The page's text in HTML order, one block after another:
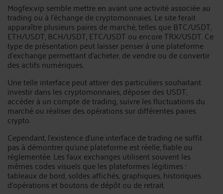
Mogfex.vip semble mettre en avant une activité associée au
trading ou à l’échange de cryptomonnaies. Le site ferait
apparaître plusieurs paires de marché, telles que BTC/USDT,
ETH/USDT, BCH/USDT, ETC/USDT ou encore TRX/USDT. Ce
type de présentation peut laisser penser à une plateforme
d’exchange permettant d’acheter, de vendre ou de convertir
des actifs numériques.
Une telle interface peut attirer des particuliers souhaitant
investir dans les cryptomonnaies, déposer des USDT,
accéder à un compte de trading, suivre les fluctuations du
marché ou réaliser des opérations sur différentes paires
crypto.
Cependant, l’existence d’une interface de trading ne suffit
pas à démontrer qu’une plateforme est réelle, fiable ou
réglementée. Les faux exchanges utilisent souvent les
mêmes codes visuels que les plateformes légitimes :
tableaux de bord, soldes affichés, graphiques, historiques
d’opérations et boutons de dépôt ou de retrait.